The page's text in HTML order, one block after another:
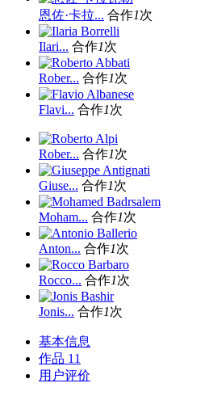
恩佐·卡拉... 合作1次
Ilari... 合作1次
Rober... 合作1次
Flavi... 合作1次
Rober... 合作1次
Giuse... 合作1次
Moham... 合作1次
Anton... 合作1次
Rocco... 合作1次
Jonis... 合作1次
基本信息
作品 11
用户评价